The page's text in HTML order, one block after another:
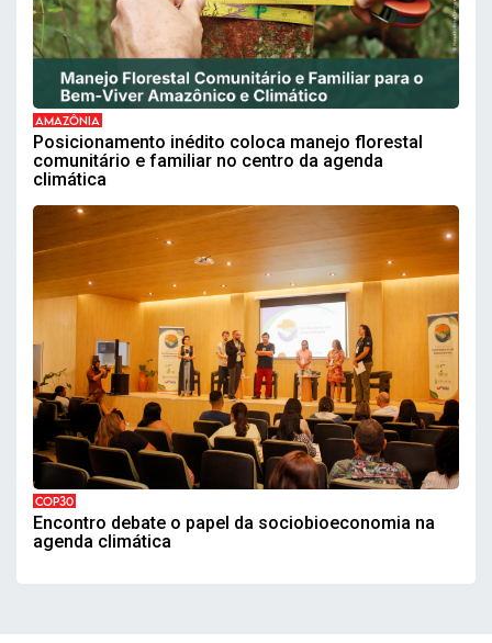
AMAZÔNIA
Posicionamento inédito coloca manejo florestal
comunitário e familiar no centro da agenda
climática
COP30
Encontro debate o papel da sociobioeconomia na
agenda climática